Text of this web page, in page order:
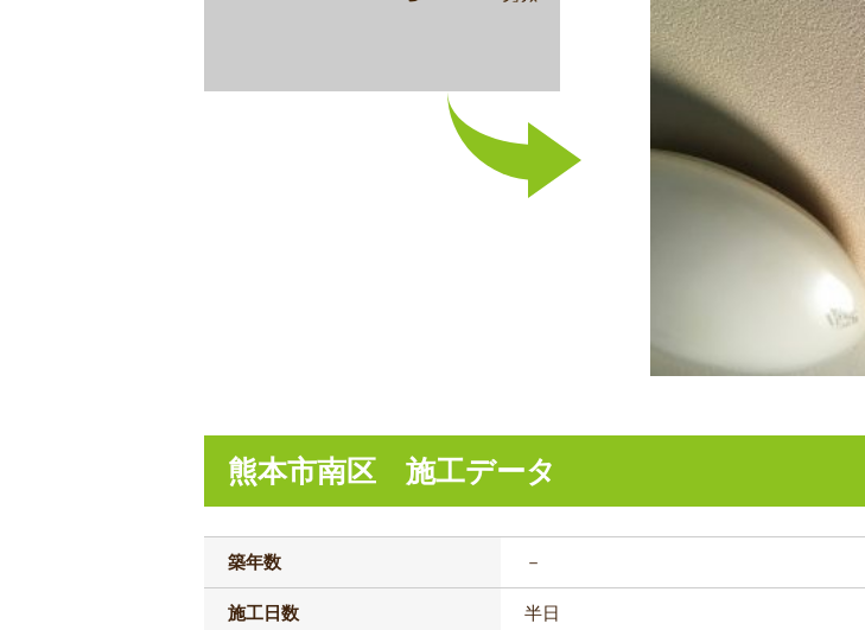
熊本市南区 施工データ
築年数 －
施工日数 半日